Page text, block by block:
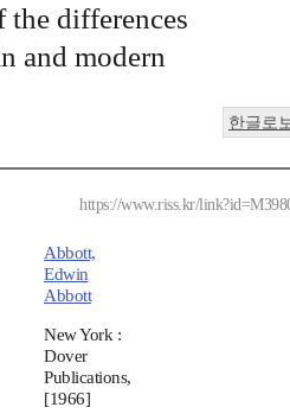
the differences
and modern
한글로
https://www.riss.kr/
Abbott,
Edwin
Abbott
New York :
Dover
Publications,
[1966]